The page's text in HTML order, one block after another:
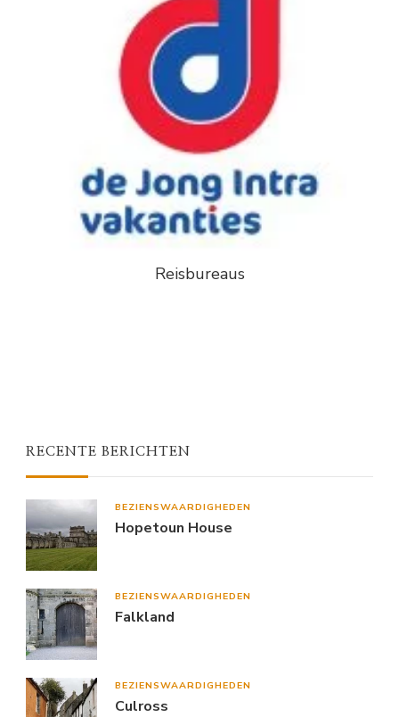
Reisbureaus
RECENTE BERICHTEN
BEZIENSWAARDIGHEDEN
Hopetoun House
BEZIENSWAARDIGHEDEN
Falkland
BEZIENSWAARDIGHEDEN
Culross